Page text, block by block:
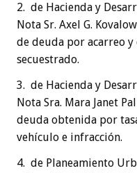
2. de Hacienda y
Nota Sr. Axel G.
de deuda por acarreo
secuestrado.
3. de Hacienda y
Nota Sra. Mara Janet
deuda obtenida por
vehículo e infracción.
4. de Planeamiento